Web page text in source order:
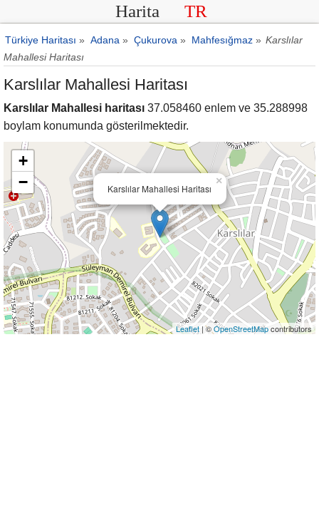
Harita TR
Türkiye Haritası » Adana » Çukurova » Mahfesığmaz » Karslılar
Mahallesi Haritası
Karslılar Mahallesi Haritası
Karslılar Mahallesi haritası 37.058460 enlem ve 35.288998
boylam konumunda gösterilmektedir.
Karslılar Mahallesi Haritası
×
+
−
Leaflet | ©OpenStreetMapcontributors